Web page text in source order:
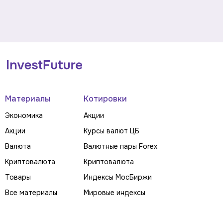
Материалы
Экономика
Акции
Валюта
Криптовалюта
Товары
Все материалы
Котировки
Акции
Курсы валют ЦБ
Валютные пары Forex
Криптовалюта
Индексы МосБиржи
Мировые индексы